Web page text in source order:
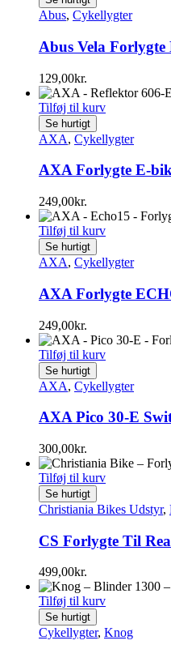
Abus, Cykellygter
Abus Vela
129,00kr.
Tilføj til kurv
Se hurtigt
AXA, Cykellygter
AXA Forlygte E-
249,00kr.
Tilføj til kurv
Se hurtigt
AXA, Cykellygter
AXA Forlygte
249,00kr.
Tilføj til kurv
Se hurtigt
AXA, Cykellygter
AXA Pico 30-E
300,00kr.
Tilføj til kurv
Se hurtigt
Christiania Bikes Udstyr,
CS Forlygte Til
499,00kr.
Tilføj til kurv
Se hurtigt
Cykellygter, Knog